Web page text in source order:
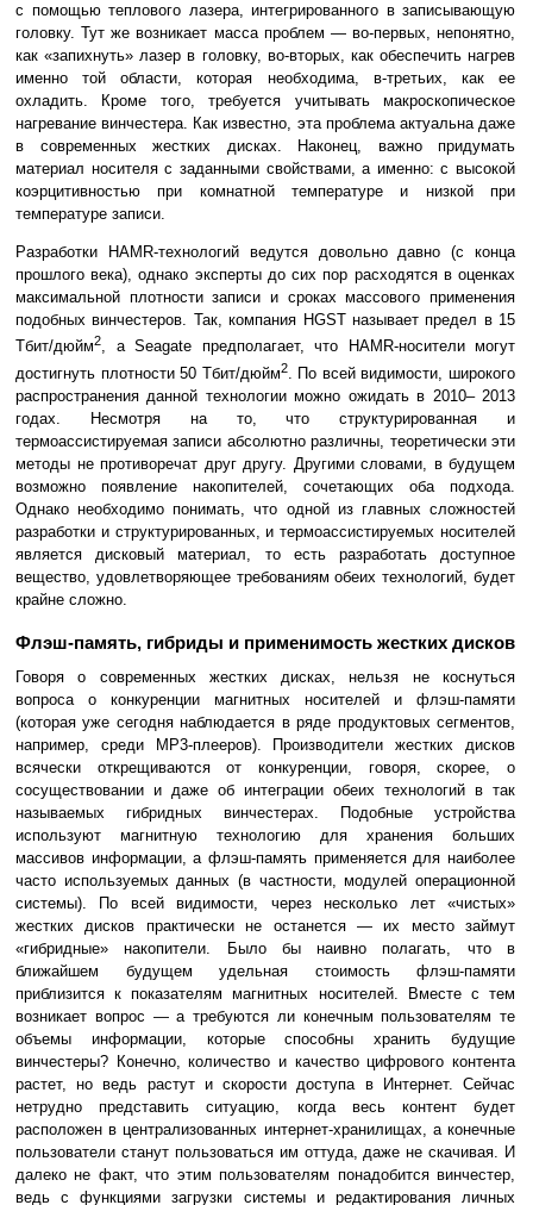
с помощью теплового лазера, интегрированного в записывающую
головку. Тут же возникает масса проблем — во-первых, непонятно,
как «запихнуть» лазер в головку, во-вторых, как обеспечить нагрев
именно той области, которая необходима, в-третьих, как ее
охладить. Кроме того, требуется учитывать макроскопическое
нагревание винчестера. Как известно, эта проблема актуальна даже
в современных жестких дисках. Наконец, важно придумать
материал носителя с заданными свойствами, а именно: с высокой
коэрцитивностью при комнатной температуре и низкой при
температуре записи.
Разработки HAMR-технологий ведутся довольно давно (с конца
прошлого века), однако эксперты до сих пор расходятся в оценках
максимальной плотности записи и сроках массового применения
подобных винчестеров. Так, компания HGST называет предел в 15
Тбит/дюйм2, а Seagate предполагает, что HAMR-носители могут
достигнуть плотности 50 Тбит/дюйм2. По всей видимости, широкого
распространения данной технологии можно ожидать в 2010– 2013
годах. Несмотря на то, что структурированная и
термоассистируемая записи абсолютно различны, теоретически эти
методы не противоречат друг другу. Другими словами, в будущем
возможно появление накопителей, сочетающих оба подхода.
Однако необходимо понимать, что одной из главных сложностей
разработки и структурированных, и термоассистируемых носителей
является дисковый материал, то есть разработать доступное
вещество, удовлетворяющее требованиям обеих технологий, будет
крайне сложно.
Флэш-память, гибриды и применимость жестких дисков
Говоря о современных жестких дисках, нельзя не коснуться
вопроса о конкуренции магнитных носителей и флэш-памяти
(которая уже сегодня наблюдается в ряде продуктовых сегментов,
например, среди MP3-плееров). Производители жестких дисков
всячески открещиваются от конкуренции, говоря, скорее, о
сосуществовании и даже об интеграции обеих технологий в так
называемых гибридных винчестерах. Подобные устройства
используют магнитную технологию для хранения больших
массивов информации, а флэш-память применяется для наиболее
часто используемых данных (в частности, модулей операционной
системы). По всей видимости, через несколько лет «чистых»
жестких дисков практически не останется — их место займут
«гибридные» накопители. Было бы наивно полагать, что в
ближайшем будущем удельная стоимость флэш-памяти
приблизится к показателям магнитных носителей. Вместе с тем
возникает вопрос — а требуются ли конечным пользователям те
объемы информации, которые способны хранить будущие
винчестеры? Конечно, количество и качество цифрового контента
растет, но ведь растут и скорости доступа в Интернет. Сейчас
нетрудно представить ситуацию, когда весь контент будет
расположен в централизованных интернет-хранилищах, а конечные
пользователи станут пользоваться им оттуда, даже не скачивая. И
далеко не факт, что этим пользователям понадобится винчестер,
ведь с функциями загрузки системы и редактирования личных